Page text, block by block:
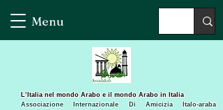
Menu
L’Italia nel mondo Arabo e il mondo Arabo in Italia
Associazione Internazionale Di Amicizia Italo-araba